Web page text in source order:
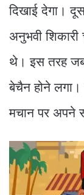
दिखाई देगा।
अनुभवी
थे। इस तरह
बेचैन होने
मचान पर अपने